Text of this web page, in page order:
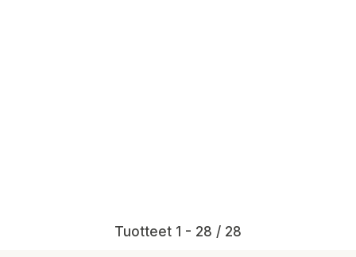
Tuotteet 1 - 28 / 28